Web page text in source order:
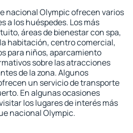
nacional Olympic ofrecen varios
a los huéspedes. Los más
áreas de bienestar con spa,
habitación, centro comercial,
para niños, aparcamiento
sobre las atracciones
de la zona. Algunos
un servicio de transporte
En algunas ocasiones
los lugares de interés más
nacional Olympic.